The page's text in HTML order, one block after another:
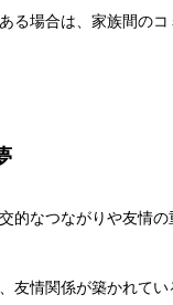
る場合は、家族間の
的なつながりや友情の
友情関係が築かれて